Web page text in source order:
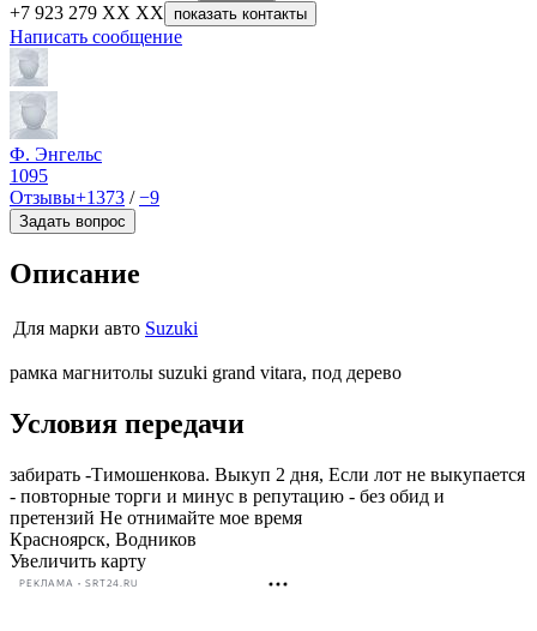
+7 923 279 XX XX показать контакты
Написать сообщение
Ф. Энгельс
1095
Отзывы+1373 /−9
Задать вопрос
Описание
Для марки авто Suzuki
рамка магнитолы suzuki grand vitara, под дерево
Условия передачи
забирать -Тимошенкова. Выкуп 2 дня, Если лот не выкупается
- повторные торги и минус в репутацию - без обид и
претензий Не отнимайте мое время
Красноярск, Водников
Увеличить карту
РЕКЛАМА • SRT24.RU